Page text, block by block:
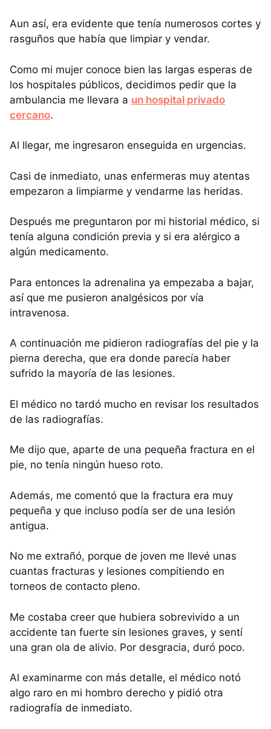
Aun así, era evidente que tenía numerosos cortes y
rasguños que había que limpiar y vendar.
Como mi mujer conoce bien las largas esperas de
los hospitales públicos, decidimos pedir que la
ambulancia me llevara a un hospital privado
cercano.
Al llegar, me ingresaron enseguida en urgencias.
Casi de inmediato, unas enfermeras muy atentas
empezaron a limpiarme y vendarme las heridas.
Después me preguntaron por mi historial médico, si
tenía alguna condición previa y si era alérgico a
algún medicamento.
Para entonces la adrenalina ya empezaba a bajar,
así que me pusieron analgésicos por vía
intravenosa.
A continuación me pidieron radiografías del pie y la
pierna derecha, que era donde parecía haber
sufrido la mayoría de las lesiones.
El médico no tardó mucho en revisar los resultados
de las radiografías.
Me dijo que, aparte de una pequeña fractura en el
pie, no tenía ningún hueso roto.
Además, me comentó que la fractura era muy
pequeña y que incluso podía ser de una lesión
antigua.
No me extrañó, porque de joven me llevé unas
cuantas fracturas y lesiones compitiendo en
torneos de contacto pleno.
Me costaba creer que hubiera sobrevivido a un
accidente tan fuerte sin lesiones graves, y sentí
una gran ola de alivio. Por desgracia, duró poco.
Al examinarme con más detalle, el médico notó
algo raro en mi hombro derecho y pidió otra
radiografía de inmediato.